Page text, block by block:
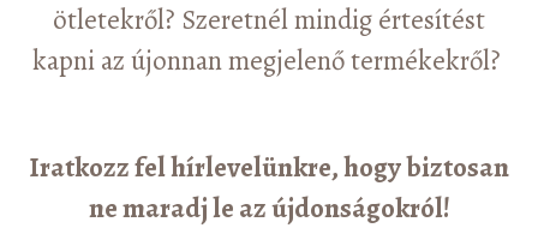
ötletekről? Szeretnél mindig értesítést
kapni az újonnan megjelenő termékekről?
Iratkozz fel hírlevelünkre, hogy biztosan
ne maradj le az újdonságokról!